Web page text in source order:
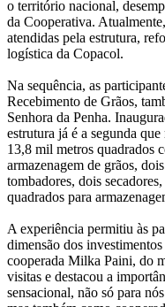
o território nacional,
da Cooperativa.
atendidas pela estrutura,
logística da Copacol.
Na sequência, as
Recebimento de Grãos,
Senhora da Penha.
estrutura já é a segunda
13,8 mil metros quadrados
armazenagem de grãos,
tombadores, dois
quadrados para
A experiência permitiu às
dimensão dos
cooperada Milka Paini, do
visitas e destacou a
sensacional, não só para